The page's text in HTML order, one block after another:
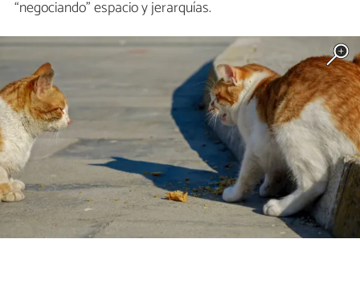
“negociando” espacio y jerarquías.